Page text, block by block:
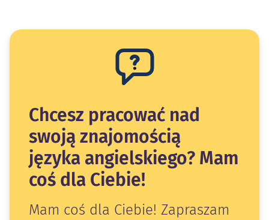
Chcesz pracować nad
swoją znajomością
języka angielskiego? Mam
coś dla Ciebie!
Mam coś dla Ciebie! Zapraszam